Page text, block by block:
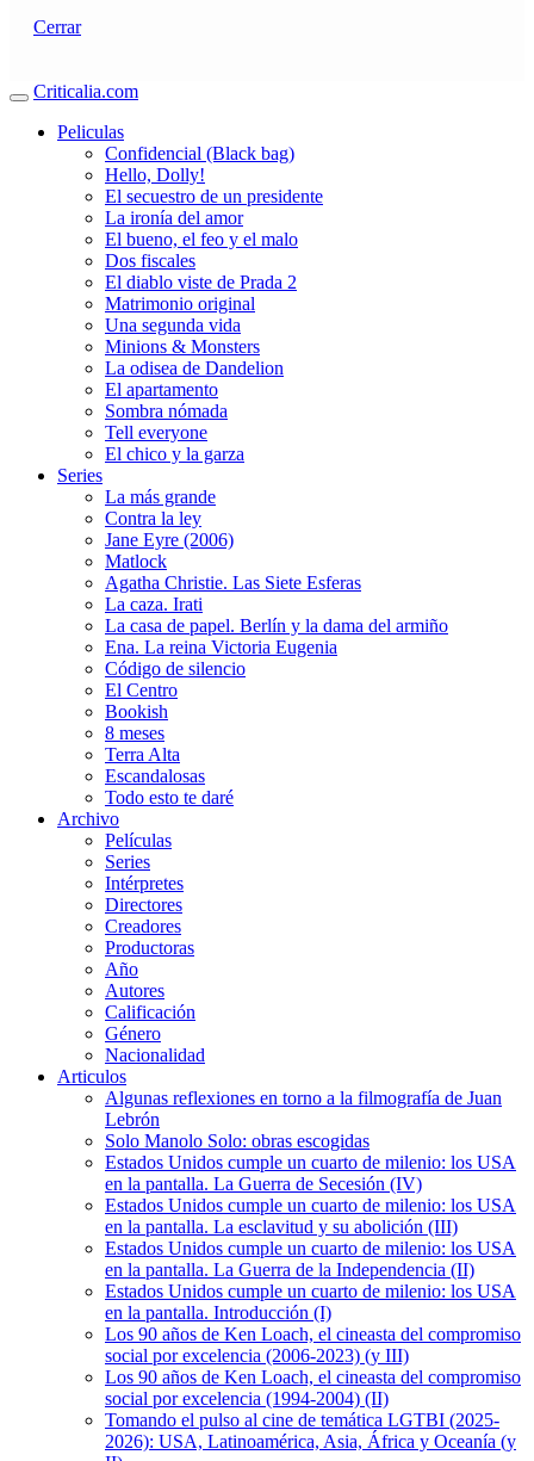
Cerrar
Criticalia.com
Peliculas
Confidencial (Black bag)
Hello, Dolly!
El secuestro de un presidente
La ironía del amor
El bueno, el feo y el malo
Dos fiscales
El diablo viste de Prada 2
Matrimonio original
Una segunda vida
Minions & Monsters
La odisea de Dandelion
El apartamento
Sombra nómada
Tell everyone
El chico y la garza
Series
La más grande
Contra la ley
Jane Eyre (2006)
Matlock
Agatha Christie. Las Siete Esferas
La caza. Irati
La casa de papel. Berlín y la dama del armiño
Ena. La reina Victoria Eugenia
Código de silencio
El Centro
Bookish
8 meses
Terra Alta
Escandalosas
Todo esto te daré
Archivo
Películas
Series
Intérpretes
Directores
Creadores
Productoras
Año
Autores
Calificación
Género
Nacionalidad
Articulos
Algunas reflexiones en torno a la filmografía de Juan
Lebrón
Solo Manolo Solo: obras escogidas
Estados Unidos cumple un cuarto de milenio: los USA
en la pantalla. La Guerra de Secesión (IV)
Estados Unidos cumple un cuarto de milenio: los USA
en la pantalla. La esclavitud y su abolición (III)
Estados Unidos cumple un cuarto de milenio: los USA
en la pantalla. La Guerra de la Independencia (II)
Estados Unidos cumple un cuarto de milenio: los USA
en la pantalla. Introducción (I)
Los 90 años de Ken Loach, el cineasta del compromiso
social por excelencia (2006-2023) (y III)
Los 90 años de Ken Loach, el cineasta del compromiso
social por excelencia (1994-2004) (II)
Tomando el pulso al cine de temática LGTBI (2025-
2026): USA, Latinoamérica, Asia, África y Oceanía (y